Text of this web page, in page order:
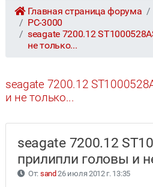
Главная страница форума
PC-3000
seagate 7200.12
не только...
seagate 7200.12
и не только...
seagate 7200.12
прилипли головы и
От: sand 26 июля 2012 г. 13:35